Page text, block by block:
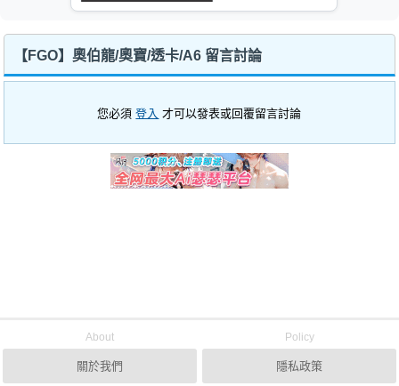
【FGO】奧伯龍/奧寶/透卡/A6 留言討論
您必須登入 才可以發表或回覆留言討論
About
關於我們
Policy
隱私政策